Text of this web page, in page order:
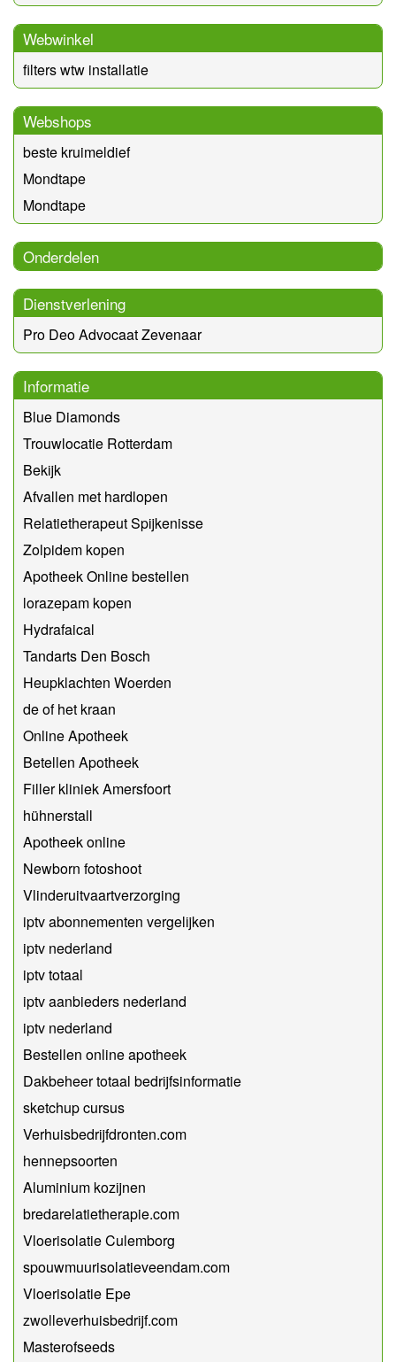
Webwinkel
filters wtw installatie
Webshops
beste kruimeldief
Mondtape
Mondtape
Onderdelen
Dienstverlening
Pro Deo Advocaat Zevenaar
Informatie
Blue Diamonds
Trouwlocatie Rotterdam
Bekijk
Afvallen met hardlopen
Relatietherapeut Spijkenisse
Zolpidem kopen
Apotheek Online bestellen
lorazepam kopen
Hydrafaical
Tandarts Den Bosch
Heupklachten Woerden
de of het kraan
Online Apotheek
Betellen Apotheek
Filler kliniek Amersfoort
hühnerstall
Apotheek online
Newborn fotoshoot
Vlinderuitvaartverzorging
iptv abonnementen vergelijken
iptv nederland
iptv totaal
iptv aanbieders nederland
iptv nederland
Bestellen online apotheek
Dakbeheer totaal bedrijfsinformatie
sketchup cursus
Verhuisbedrijfdronten.com
hennepsoorten
Aluminium kozijnen
bredarelatietherapie.com
Vloerisolatie Culemborg
spouwmuurisolatieveendam.com
Vloerisolatie Epe
zwolleverhuisbedrijf.com
Masterofseeds